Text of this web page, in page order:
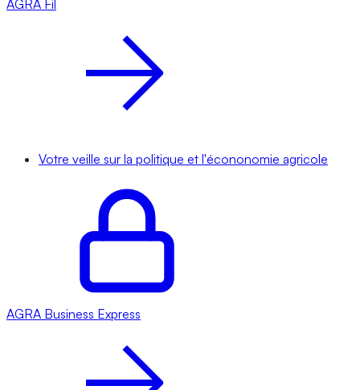
AGRA Fil
Votre veille sur la politique et l'écononomie agricole
AGRA Business Express